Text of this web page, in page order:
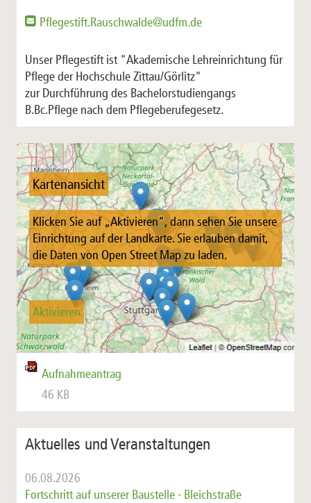
Pflegestift.Rauschwalde@udfm.de
Unser Pflegestift ist "Akademische Lehreinrichtung für
Pflege der Hochschule Zittau/Görlitz"
zur Durchführung des Bachelorstudiengangs
B.Bc.Pflege nach dem Pflegeberufegesetz.
Kartenansicht
Klicken Sie auf „Aktivieren“, dann sehen Sie unsere
Einrichtung auf der Landkarte. Sie erlauben damit,
die Daten von Open Street Map zu laden.
Aktivieren
Aufnahmeantrag
46 KB
Aktuelles und Veranstaltungen
06.08.2026
Fortschritt auf unserer Baustelle - Bleichstraße